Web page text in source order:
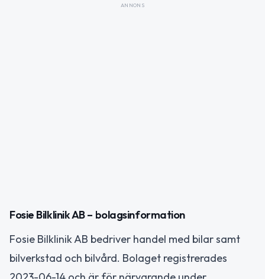
ANNONS
Fosie Bilklinik AB – bolagsinformation
Fosie Bilklinik AB bedriver handel med bilar samt
bilverkstad och bilvård. Bolaget registrerades